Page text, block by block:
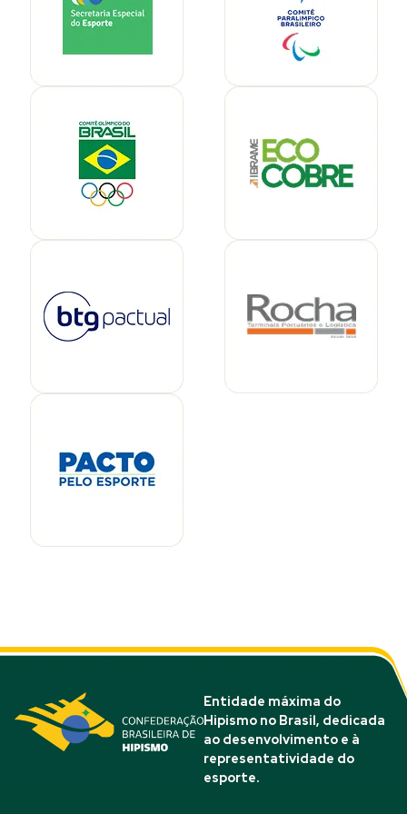
Entidade máxima do
Hipismo no Brasil, dedicada
ao desenvolvimento e à
representatividade do
esporte.